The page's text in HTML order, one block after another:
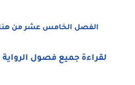
الفصل الخامس عشر من
لقراءة جميع فصول